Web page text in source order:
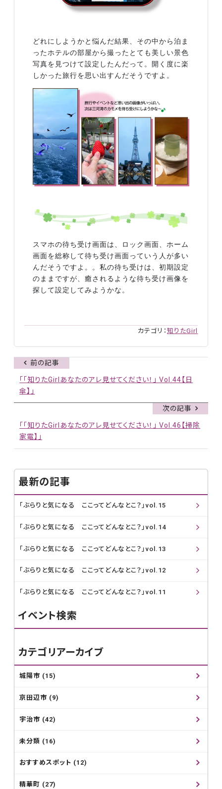
どれにしようかと悩んだ結果、その中から泊ま
ったホテルの部屋から撮ったとても美しい景色
写真を見つけて設定したんだって。開く度に楽
しかった旅行を思い出すんだそうですよ。
スマホの待ち受け画面は、ロック画面、ホーム
画面を総称して待ち受け画面っていう人が多い
んだそうですよ。。私の待ち受けは、初期設定
のままですが、癒されるような待ち受け画像を
探して設定してみようかな。
カテゴリ：知りたGirl
前の記事
「「知りたGirlあなたのアレ見せてください！」 Vol.44【日
傘】」
次の記事
「「知りたGirlあなたのアレ見せてください！」 Vol.46【掃除
家電】」
最新の記事
「ぶらりと気になる ここってどんなとこ？」vol.15
「ぶらりと気になる ここってどんなとこ？」vol.14
「ぶらりと気になる ここってどんなとこ？」vol.13
「ぶらりと気になる ここってどんなとこ？」vol.12
「ぶらりと気になる ここってどんなとこ？」vol.11
イベント検索
カテゴリアーカイブ
城陽市 (15)
京田辺市 (9)
宇治市 (42)
未分類 (16)
おすすめスポット (12)
精華町 (27)